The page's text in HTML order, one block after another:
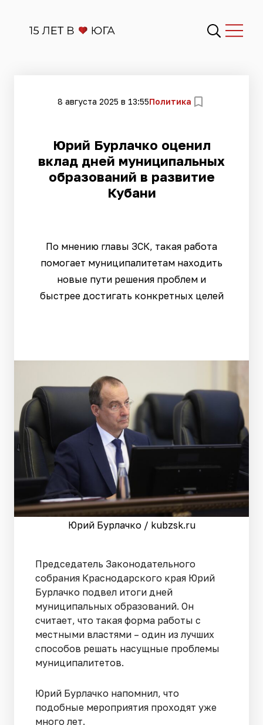
8 августа 2025 в 13:55Политика
Юрий Бурлачко оценил
вклад дней муниципальных
образований в развитие
Кубани
По мнению главы ЗСК, такая работа
помогает муниципалитетам находить
новые пути решения проблем и
быстрее достигать конкретных целей
Юрий Бурлачко / kubzsk.ru
Председатель Законодательного
собрания Краснодарского края Юрий
Бурлачко подвел итоги дней
муниципальных образований. Он
считает, что такая форма работы с
местными властями – один из лучших
способов решать насущные проблемы
муниципалитетов.
Юрий Бурлачко напомнил, что
подобные мероприятия проходят уже
много лет.